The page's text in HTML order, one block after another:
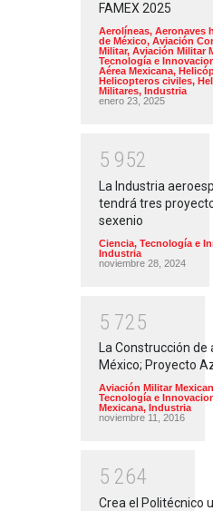
FAMEX 2025
Aerolíneas, Aeronaves
de México, Aviación
Militar, Aviación Militar
Tecnología e
Aérea Mexicana,
Helicopteros civiles,
Militares, Industria
enero 23, 2025
5 952
La Industria
tendrá tres
sexenio
Ciencia, Tecnología e
Industria
noviembre 28, 2024
5 725
La Construcción de
México; Proyecto
Aviación Militar
Tecnología e
Mexicana, Industria
noviembre 11, 2016
5 264
Crea el Politécnico